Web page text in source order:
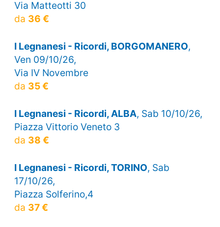
Via Matteotti 30
da 36 €
I Legnanesi - Ricordi, BORGOMANERO,
Ven 09/10/26,
Via IV Novembre
da 35 €
I Legnanesi - Ricordi, ALBA, Sab 10/10/26,
Piazza Vittorio Veneto 3
da 38 €
I Legnanesi - Ricordi, TORINO, Sab
17/10/26,
Piazza Solferino,4
da 37 €